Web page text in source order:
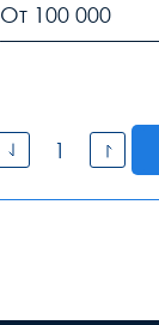
От 100 000